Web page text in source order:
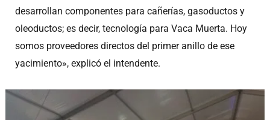
desarrollan componentes para cañerías, gasoductos y
oleoductos; es decir, tecnología para Vaca Muerta. Hoy
somos proveedores directos del primer anillo de ese
yacimiento», explicó el intendente.